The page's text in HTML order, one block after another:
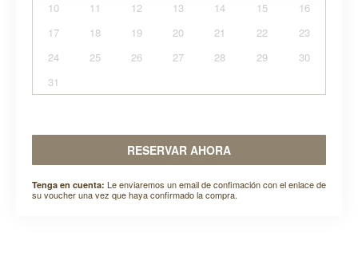
10
11 12 13 14 15
16
17
18 19 20 21 22
23
24
25 26 27 28 29
30
31
RESERVAR AHORA
Tenga en cuenta: Le enviaremos un email de confimación con el enlace de
su voucher una vez que haya confirmado la compra.